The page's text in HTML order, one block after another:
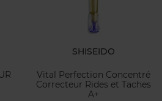
SHISEIDO
Vital Perfection Concentré
Correcteur Rides et Taches
A+